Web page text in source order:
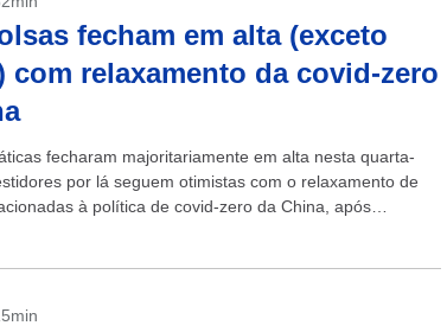
fecham em alta (exceto
com relaxamento da covid-zero
fecharam majoritariamente em alta nesta quarta-
por lá seguem otimistas com o relaxamento de
à política de covid-zero da China, após